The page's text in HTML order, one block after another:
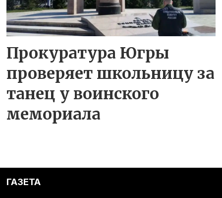
Прокуратура Югры
проверяет школьницу за
танец у воинского
мемориала
ГАЗЕТА